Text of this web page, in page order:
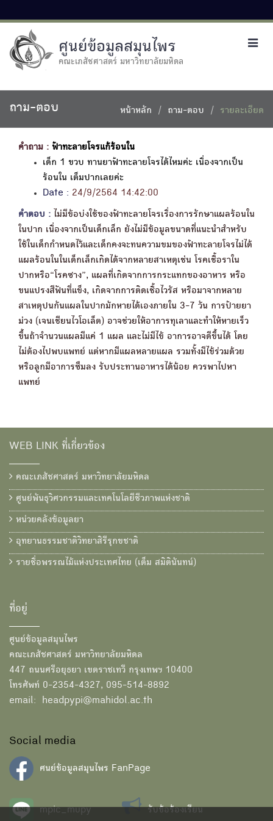
ศูนย์ข้อมูลสมุนไพร
คณะเภสัชศาสตร์ มหาวิทยาลัยมหิดล
ถาม-ตอบ หน้าหลัก ถาม-ตอบ รายละเอียด
คำถาม : ฟ้าทะลายโจรแก้ร้อนใน
เด็ก 1 ขวบ ทานยาฟ้าทะลายโจรได้ไหมค่ะ เนื่องจากเป็น
ร้อนใน เต็มปากเลยค่ะ
Date : 24/9/2564 14:42:00
คำตอบ : ไม่มีข้อบ่งใช้ของฟ้าทะลายโจรเรื่องการรักษาแผลร้อนใน
ในปาก เนื่องจากเป็นเด็กเล็ก ยังไม่มีข้อมูลขนาดที่แนะนำสำหรับ
ใช้ในเด็กกำหนดไว้และเด็กคงจะทนความขมของฟ้าทะลายโจรไม่ได้
แผลร้อนในในเด็กเล็กเกิดได้จากหลายสาเหตุเช่น โรคเชื้อราใน
ปากหรือ“โรคซาง”, แผลที่เกิดจากการกระแทกของอาหาร หรือ
ขนแปรงสีฟันที่แข็ง, เกิดจากการติดเชื้อไวรัส หรือมาจากหลาย
สาเหตุปนกันแผลในปากมักหายได้เองภายใน 3-7 วัน การป้ายยา
ม่วง (เจนเชียนไวโอเล็ต) อาจช่วยให้อาการทุเลาและทำให้หายเร็ว
ขึ้นถ้าจำนวนแผลมีแค่ 1 แผล และไม่มีไข้ อาการอาจดีขึ้นได้ โดย
ไม่ต้องไปพบแพทย์ แต่หากมีแผลหลายแผล รวมทั้งมีไข้ร่วมด้วย
หรือลูกมีอาการซึมลง รับประทานอาหารได้น้อย ควรพาไปหา
แพทย์
WEB LINK ที่เกี่ยวข้อง
คณะเภสัชศาสตร์ มหาวิทยาลัยมหิดล
ศูนย์พันธุวิศวกรรมและเทคโนโลยีชีวภาพแห่งชาติ
หน่วยคลังข้อมูลยา
อุทยานธรรมชาติวิทยาสิรีรุกขชาติ
รายชื่อพรรณไม้แห่งประเทศไทย (เต็ม สมิตินันทน์)
ที่อยู่
ศูนย์ข้อมูลสมุนไพร
คณะเภสัชศาสตร์ มหาวิทยาลัยมหิดล
447 ถนนศรีอยุธยา เขตราชเทวี กรุงเทพฯ 10400
โทรศัพท์ 0-2354-4327, 095-514-8892
email: headpypi@mahidol.ac.th
Social media
ศนย์ข้อมูลสมุนไพร FanPage
mpic_mupy รับข้อร้องเรียน